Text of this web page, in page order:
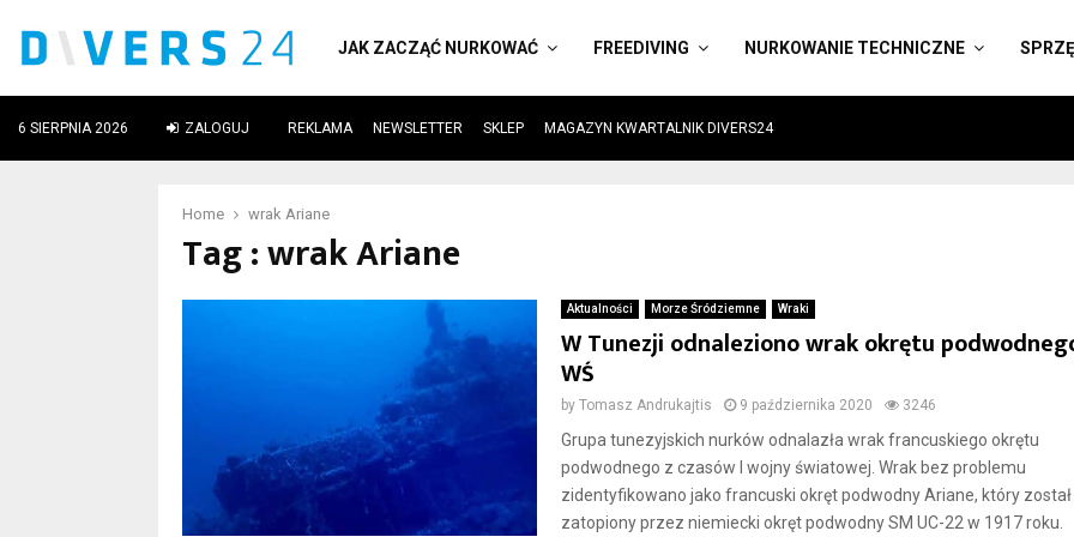
JAK ZACZĄĆ NURKOWAĆ FREEDIVING NURKOWANIE TECHNICZNE
6 SIERPNIA 2026 ZALOGUJ REKLAMA NEWSLETTER SKLEP MAGAZYN KWARTALNIK DIVERS24
Home wrak Ariane
Tag : wrak Ariane
Aktualności Morze Śródziemne Wraki
W Tunezji odnaleziono wrak okrętu
WŚ
by Tomasz Andrukajtis 9 października 2020 3246
Grupa tunezyjskich nurków odnalazła wrak francuskiego okrętu
podwodnego z czasów I wojny światowej. Wrak bez problemu
zidentyfikowano jako francuski okręt podwodny Ariane, który został
zatopiony przez niemiecki okręt podwodny SM UC-22 w 1917 roku.